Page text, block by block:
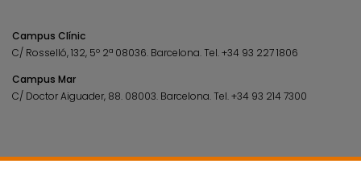
Campus Clínic
C/ Rosselló, 132, 5º 2ª 08036. Barcelona.Tel.+34 93 227 1806
Campus Mar
C/ Doctor Aiguader, 88. 08003. Barcelona.Tel.+34 93 214 7300